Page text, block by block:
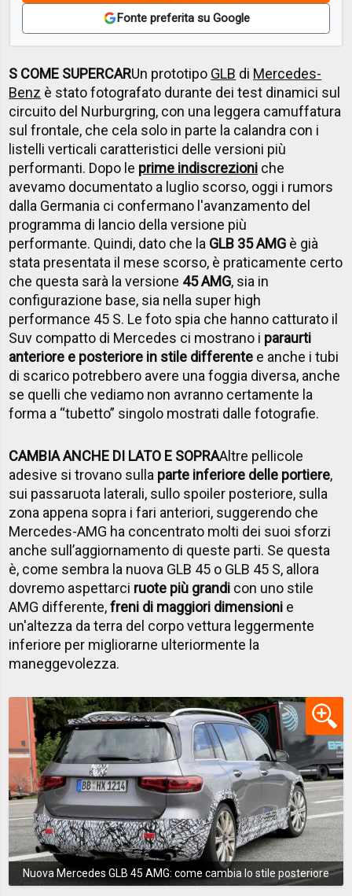
Fonte preferita su Google
S COME SUPERCARUn prototipo GLB di Mercedes-
Benz è stato fotografato durante dei test dinamici sul
circuito del Nurburgring, con una leggera camuffatura
sul frontale, che cela solo in parte la calandra con i
listelli verticali caratteristici delle versioni più
performanti. Dopo le prime indiscrezioni che
avevamo documentato a luglio scorso, oggi i rumors
dalla Germania ci confermano l'avanzamento del
programma di lancio della versione più
performante. Quindi, dato che la GLB 35 AMG è già
stata presentata il mese scorso, è praticamente certo
che questa sarà la versione 45 AMG, sia in
configurazione base, sia nella super high
performance 45 S. Le foto spia che hanno catturato il
Suv compatto di Mercedes ci mostrano i paraurti
anteriore e posteriore in stile differente e anche i tubi
di scarico potrebbero avere una foggia diversa, anche
se quelli che vediamo non avranno certamente la
forma a “tubetto” singolo mostrati dalle fotografie.
CAMBIA ANCHE DI LATO E SOPRAAltre pellicole
adesive si trovano sulla parte inferiore delle portiere,
sui passaruota laterali, sullo spoiler posteriore, sulla
zona appena sopra i fari anteriori, suggerendo che
Mercedes-AMG ha concentrato molti dei suoi sforzi
anche sull’aggiornamento di queste parti. Se questa
è, come sembra la nuova GLB 45 o GLB 45 S, allora
dovremo aspettarci ruote più grandi con uno stile
AMG differente,freni di maggiori dimensioni e
un'altezza da terra del corpo vettura leggermente
inferiore per migliorarne ulteriormente la
maneggevolezza.
Nuova Mercedes GLB 45 AMG: come cambia lo stile posteriore